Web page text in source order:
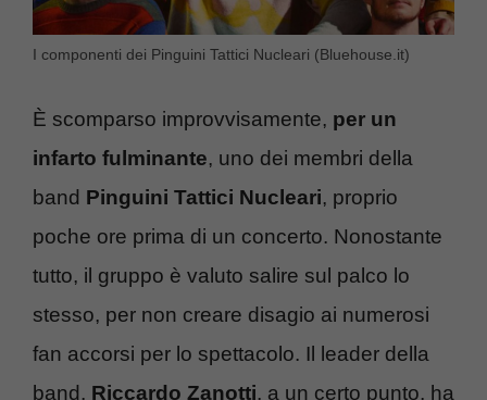
I componenti dei Pinguini Tattici Nucleari (Bluehouse.it)
È scomparso improvvisamente, per un
infarto fulminante, uno dei membri della
band Pinguini Tattici Nucleari, proprio
poche ore prima di un concerto. Nonostante
tutto, il gruppo è valuto salire sul palco lo
stesso, per non creare disagio ai numerosi
fan accorsi per lo spettacolo. Il leader della
band, Riccardo Zanotti, a un certo punto, ha